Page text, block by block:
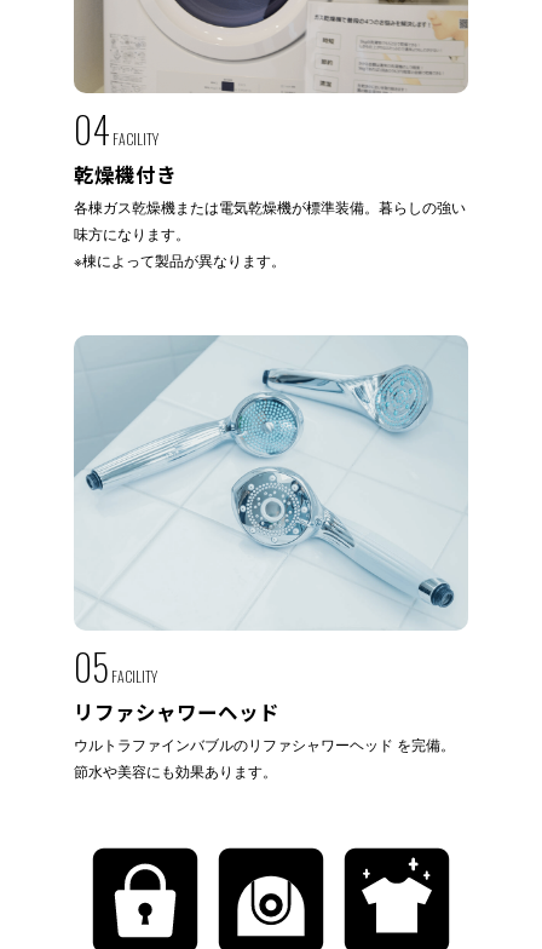
04 FACILITY
乾燥機付き
各棟ガス乾燥機または電気乾燥機が標準装備。暮らしの強い
味方になります。
※棟によって製品が異なります。
05 FACILITY
リファシャワーヘッド
ウルトラファインバブルのリファシャワーヘッド を完備。
節水や美容にも効果あります。